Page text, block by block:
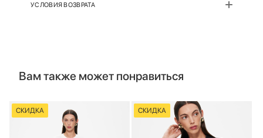
УСЛОВИЯ ВОЗВРАТА
Вам также может понравиться
СКИДКА СКИДКА